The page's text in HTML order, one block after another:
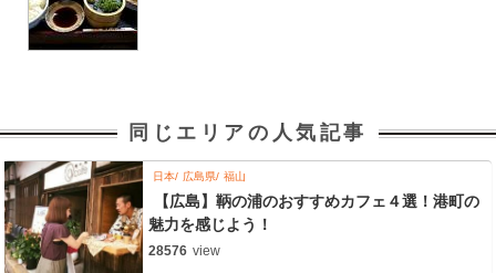
同じエリアの人気記事
日本 広島県 福山
【広島】鞆の浦のおすすめカフェ４選！港町の
魅力を感じよう！
28576 view